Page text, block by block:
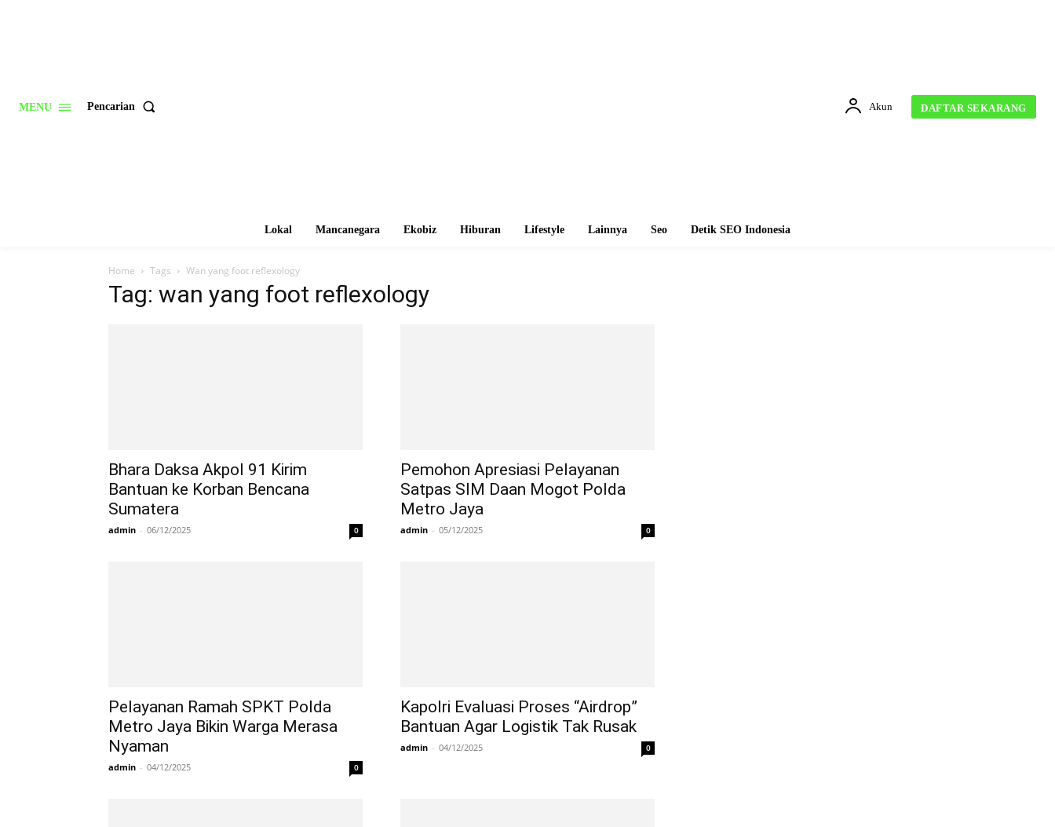
MENU Pencarian Akun DAFTAR SEKARANG
Lokal Mancanegara Ekobiz Hiburan Lifestyle Lainnya Seo Detik SEO Indonesia
Home Tags Wan yang foot reflexology
Tag: wan yang foot reflexology
Bhara Daksa Akpol 91 Kirim
Bantuan ke Korban Bencana
Sumatera
admin - 06/12/2025 0
Pemohon Apresiasi Pelayanan
Satpas SIM Daan Mogot Polda
Metro Jaya
admin - 05/12/2025 0
Pelayanan Ramah SPKT Polda
Metro Jaya Bikin Warga Merasa
Nyaman
admin - 04/12/2025 0
Kapolri Evaluasi Proses “Airdrop”
Bantuan Agar Logistik Tak Rusak
admin - 04/12/2025 0